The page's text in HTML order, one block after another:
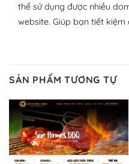
Với mọi Hosting bất kỳ thì
Và bạn có toàn quyền tự
trang web WordPress của
Dễ dàng lựa chọn Hosting
– Bảo mật cực tốt
thể sử dụng được nhiều
website. Giúp bạn tiết
SẢN PHẨM TƯƠNG TỰ